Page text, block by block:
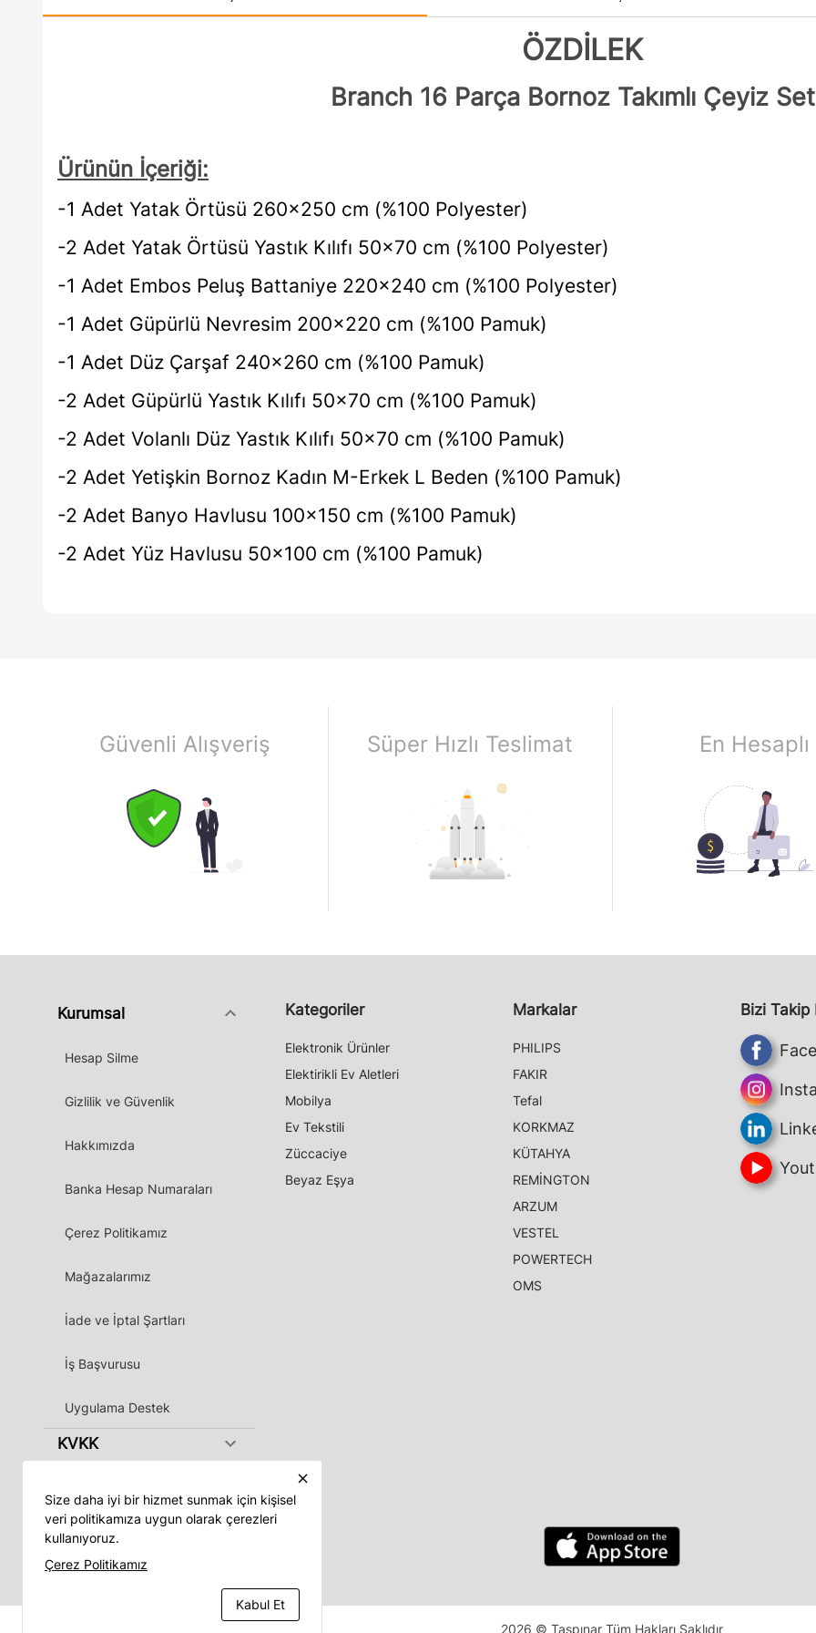
ÖZDİLEK
Branch 16 Parça Bornoz Takımlı Çeyiz
Ürünün İçeriği:
-1 Adet Yatak Örtüsü 260x250 cm (%100 Polyester)
-2 Adet Yatak Örtüsü Yastık Kılıfı 50x70 cm (%100 Polyester)
-1 Adet Embos Peluş Battaniye 220x240 cm (%100 Polyester)
-1 Adet Güpürlü Nevresim 200x220 cm (%100 Pamuk)
-1 Adet Düz Çarşaf 240x260 cm (%100 Pamuk)
-2 Adet Güpürlü Yastık Kılıfı 50x70 cm (%100 Pamuk)
-2 Adet Volanlı Düz Yastık Kılıfı 50x70 cm (%100 Pamuk)
-2 Adet Yetişkin Bornoz Kadın M-Erkek L Beden (%100 Pamuk)
-2 Adet Banyo Havlusu 100x150 cm (%100 Pamuk)
-2 Adet Yüz Havlusu 50x100 cm (%100 Pamuk)
Güvenli Alışveriş Süper Hızlı Teslimat En Hesaplı
Kurumsal keyboard_arrow_down
Hesap Silme
Gizlilik ve Güvenlik
Hakkımızda
Banka Hesap Numaraları
Çerez Politikamız
Mağazalarımız
İade ve İptal Şartları
İş Başvurusu
Uygulama Destek
KVKK keyboard_arrow_down
Kategoriler
Elektronik Ürünler
Elektirikli Ev Aletleri
Mobilya
Ev Tekstili
Züccaciye
Beyaz Eşya
Markalar
PHILIPS
FAKIR
Tefal
KORKMAZ
KÜTAHYA
REMİNGTON
ARZUM
VESTEL
POWERTECH
OMS
Bizi Takip
2026 © Taşpınar Tüm Hakları Saklıdır
close
Size daha iyi bir hizmet sunmak için kişisel
veri politikamıza uygun olarak çerezleri
kullanıyoruz.
Çerez Politikamız
Kabul Et